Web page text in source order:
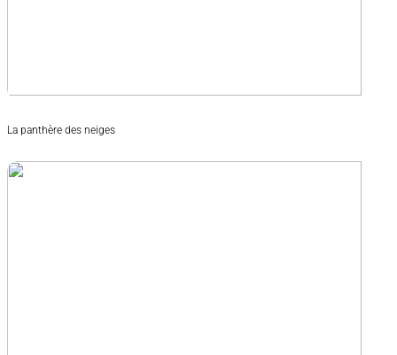
La panthère des neiges